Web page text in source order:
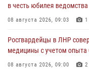
в честь юбилея ведомства
08 августа 2026, 09:03 1
Росгвардейцы в ЛНР
медицины с учетом
08 августа 2026, 09:00 2